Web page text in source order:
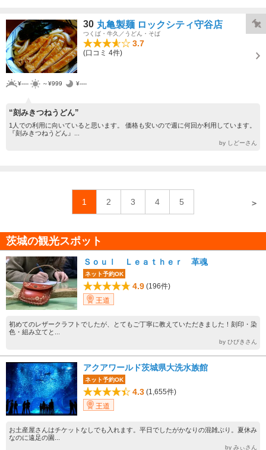
30 丸亀製麺 ロックシティ守谷店
つくば・牛久／うどん・そば
3.7
(口コミ 4件)
¥---- ～¥999 ¥----
“刻みきつねうどん”
1人での利用に向いていると思います。 価格も安いので週に何回か利用しています。
『刻みきつねうどん』...
by しどーさん
1 2 3 4 5 ＞
茨城の観光スポット
Ｓｏｕｌ Ｌｅａｔｈｅｒ 革魂
ネット予約OK
4.9 (196件)
王道
初めてのレザークラフトでしたが、とてもご丁寧に教えていただきました！刻印・染
色・組み立てと...
by ひびきさん
アクアワールド茨城県大洗水族館
ネット予約OK
4.3 (1,655件)
王道
お土産屋さんはチケットなしでも入れます。平日でしたがかなりの混雑ぶり。夏休み
なのに遠足の園...
by みぃさん